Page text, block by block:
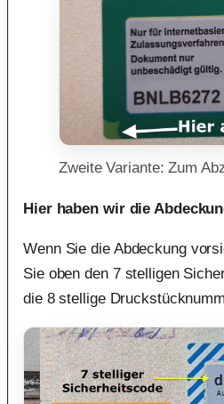
Zweite Variante: Zum
Hier haben wir die
Wenn Sie die Abdeckung
Sie oben den 7 stelligen
die 8 stellige